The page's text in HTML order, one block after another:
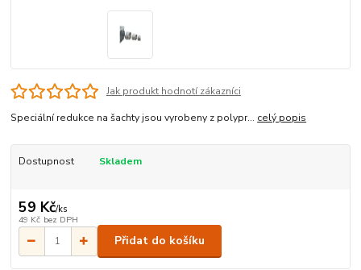
Jak produkt hodnotí zákazníci
Speciální redukce na šachty jsou vyrobeny z polypr... celý popis
Dostupnost Skladem
59 Kč/ks
49 Kč bez DPH
Přidat do košíku